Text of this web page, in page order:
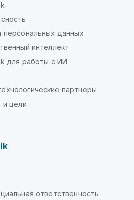
данных
интеллект
для работы с ИИ
партнеры
и цели
ответственность